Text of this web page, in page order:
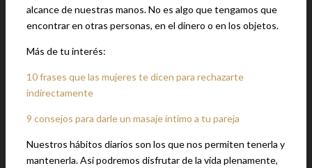
alcance de nuestras manos. No es algo que tengamos que
encontrar en otras personas, en el dinero o en los objetos.
Más de tu interés:
10 frases que las mujeres te dicen para rechazarte
indirectamente
9 consejos para darle un masaje íntimo a tu pareja
Nuestros hábitos diarios son los que nos permiten tenerla y
mantenerla. Así podremos disfrutar de la vida plenamente,